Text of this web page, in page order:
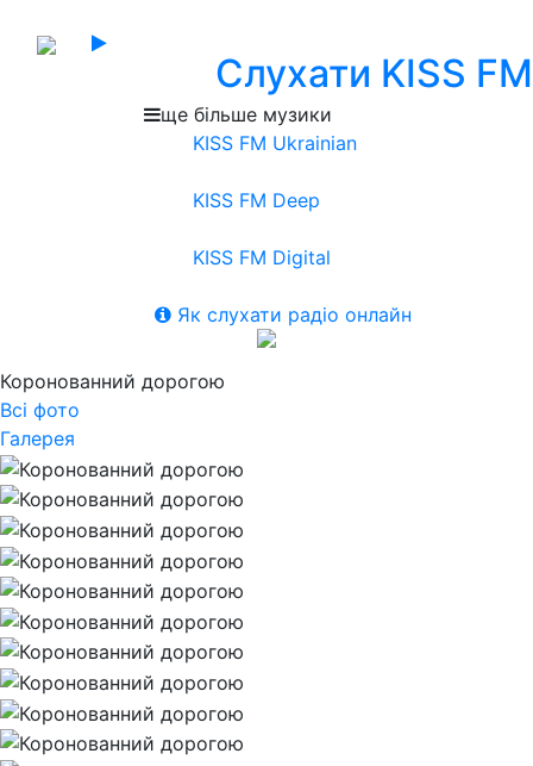
Слухати KISS FM
ще більше музики
KISS FM Ukrainian
KISS FM Deep
KISS FM Digital
Як слухати радіо онлайн
Коронованний дорогою
Всі фото
Галерея